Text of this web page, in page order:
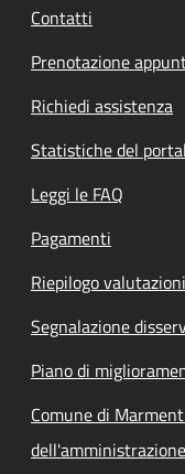
Contatti
Prenotazione
Richiedi assistenza
Statistiche del
Leggi le FAQ
Pagamenti
Riepilogo valutazioni
Segnalazione
Piano di
Comune di